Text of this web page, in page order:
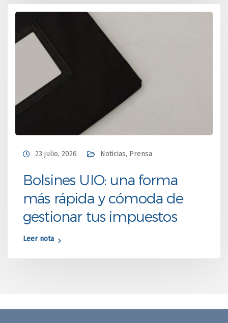
23 julio, 2026 Noticias, Prensa
Bolsines UIO: una forma
más rápida y cómoda de
gestionar tus impuestos
Leer nota